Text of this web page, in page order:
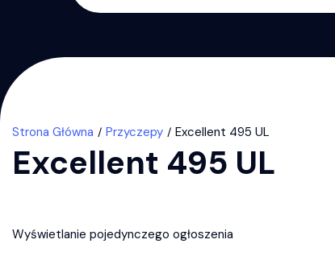
Strona Główna Przyczepy Excellent 495 UL
Excellent 495 UL
Wyświetlanie pojedynczego ogłoszenia